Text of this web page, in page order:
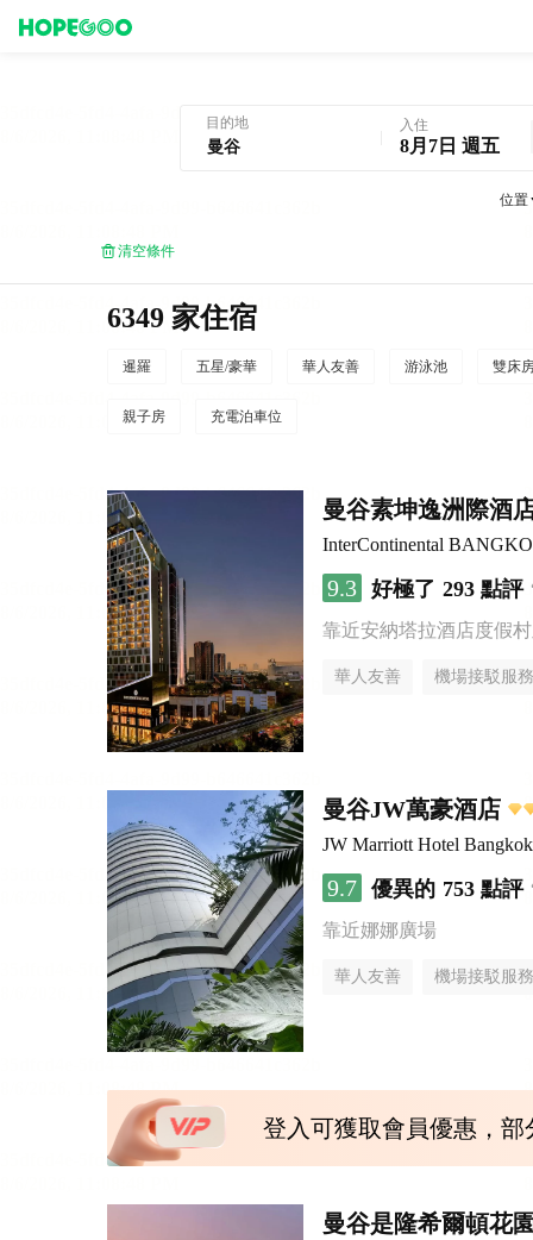
目的地 入住
8月7日 週五
位置
清空條件
6349 家住宿
暹羅 五星/豪華 華人友善 游泳池 雙床
親子房 充電泊車位
曼谷素坤逸洲際酒
InterContinental
9.3 好極了 293 點評
靠近安納塔拉酒店度假
華人友善 機場接駁服務
曼谷JW萬豪酒店
JW Marriott Hotel Bangkok
9.7 優異的 753 點評
靠近娜娜廣場
華人友善 機場接駁服務
登入可獲取會員優惠，
曼谷是隆希爾頓花